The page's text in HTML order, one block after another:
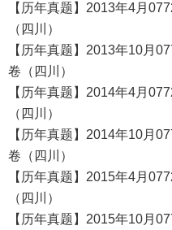
【历年真题】2013年4月
（四川）
【历年真题】2013年10月
卷（四川）
【历年真题】2014年4月
（四川）
【历年真题】2014年10月
卷（四川）
【历年真题】2015年4月
（四川）
【历年真题】2015年10月